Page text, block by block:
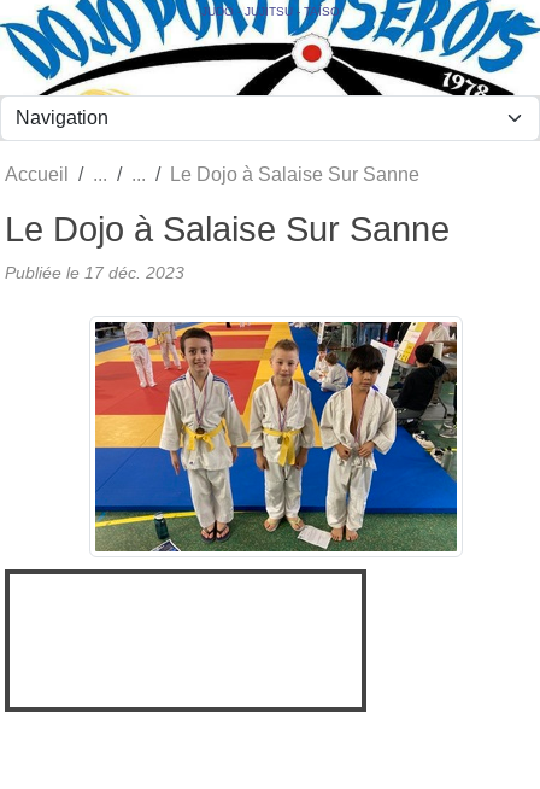
JUDO - JUJITSU - TAÏSO
Accueil Le Dojo à Salaise Sur Sanne
Le Dojo à Salaise Sur Sanne
Publiée le 17 déc. 2023
Panneau de gestion des cookies